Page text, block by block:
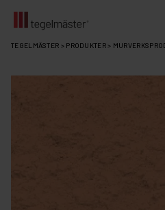
Fortsätt
TEGELMÄSTER > PRODUKTER>